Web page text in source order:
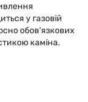
у газовій
обов'язкових
каміна.